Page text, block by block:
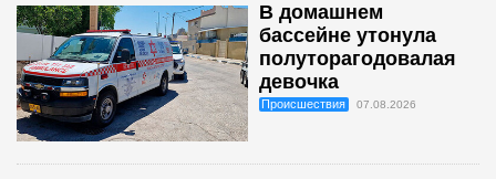
В домашнем
бассейне утонула
полуторагодовалая
девочка
Происшествия 07.08.2026